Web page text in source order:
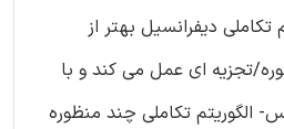
دیفرانسیل بهتر از
تجزیه ای عمل می کند و با
الگوریتم تکاملی چند منظوره